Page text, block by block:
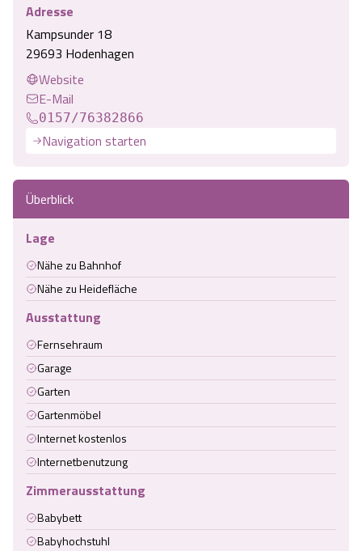
Adresse
Kampsunder 18
29693 Hodenhagen
Website
E-Mail
0157/76382866
Navigation starten
Überblick
Lage
Nähe zu Bahnhof
Nähe zu Heidefläche
Ausstattung
Fernsehraum
Garage
Garten
Gartenmöbel
Internet kostenlos
Internetbenutzung
Zimmerausstattung
Babybett
Babyhochstuhl